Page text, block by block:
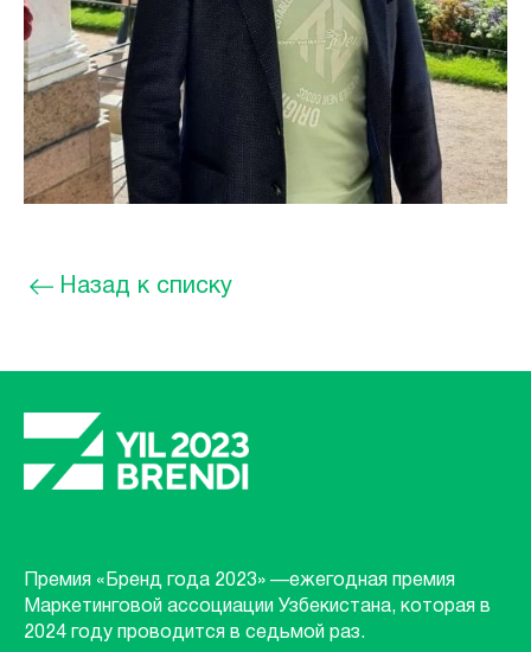
Назад к списку
Премия «Бренд года 2023» —ежегодная премия
Маркетинговой ассоциации Узбекистана, которая в
2024 году проводится в седьмой раз.